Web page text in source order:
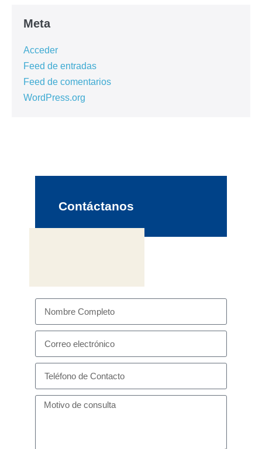
Meta
Acceder
Feed de entradas
Feed de comentarios
WordPress.org
Contáctanos